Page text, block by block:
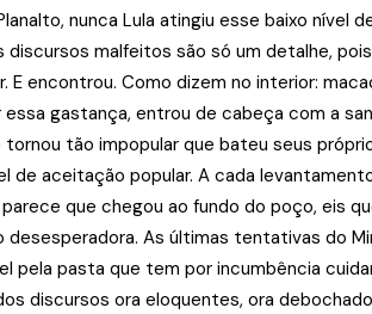
nunca Lula atingiu esse baixo nível
malfeitos são só um detalhe,
E encontrou. Como dizem no interior:
gastança, entrou de cabeça com a
tornou tão impopular que bateu seus
de aceitação popular. A cada
que chegou ao fundo do poço, eis
As últimas tentativas do
pela pasta que tem por incumbência
discursos ora eloquentes, ora